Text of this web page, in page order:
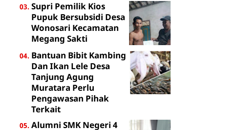
Supri Pemilik Kios
Pupuk Bersubsidi Desa
Wonosari Kecamatan
Megang Sakti
Bantuan Bibit Kambing
Dan Ikan Lele Desa
Tanjung Agung
Muratara Perlu
Pengawasan Pihak
Terkait
Alumni SMK Negeri 4